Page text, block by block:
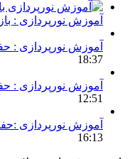
آموزش نورپردازی :
آموزش نورپردازی :
18:37
آموزش نورپردازی :
12:51
آموزش نورپردازی
16:13